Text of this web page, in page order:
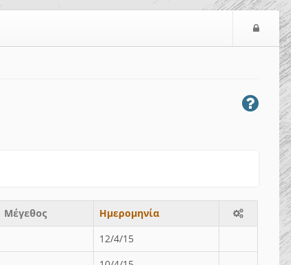
Μέγεθος
Ημερομηνία
12/4/15